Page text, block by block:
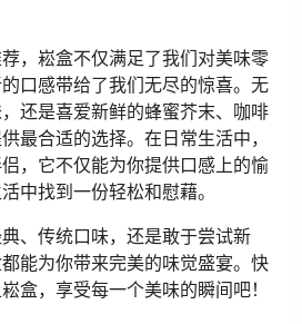
，崧盒不仅满足了我们对美味零
口感带给了我们无尽的惊喜。无
还是喜爱新鲜的蜂蜜芥末、咖啡
最合适的选择。在日常生活中，
，它不仅能为你提供口感上的愉
中找到一份轻松和慰藉。
、传统口味，还是敢于尝试新
能为你带来完美的味觉盛宴。快
盒，享受每一个美味的瞬间吧！